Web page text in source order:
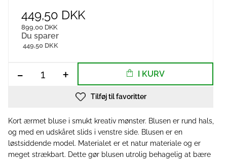
449,50 DKK
899,00 DKK
Du sparer
449,50 DKK
- + I KURV
Tilføj til favoritter
Kort ærmet bluse i smukt kreativ mønster. Blusen er rund hals,
og med en udskåret slids i venstre side. Blusen er en
løstsiddende model. Materialet er et natur materiale og er
meget strækbart. Dette gør blusen utrolig behagelig at bære